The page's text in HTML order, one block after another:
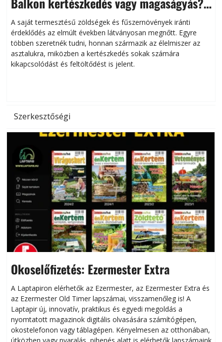
Helytakarékos kertészkedés
A saját termesztésű zöldségek és fűszernövények iránti
érdeklődés az elmúlt években látványosan megnőtt. Egyre
többen szeretnék tudni, honnan származik az élelmiszer az
asztalukra, miközben a kertészkedés sokak számára
kikapcsolódást és feltöltődést is jelent.
Szerkesztőségi
Okoselőfizetés: Ezermester Extra
A Laptapiron elérhetők az Ezermester, az Ezermester Extra és
az Ezermester Old Timer lapszámai, visszamenőleg is! A
Laptapir új, innovatív, praktikus és egyedi megoldás a
nyomtatott magazinok digitális olvasására számítógépen,
okostelefonon vagy táblagépen. Kényelmesen az otthonában,